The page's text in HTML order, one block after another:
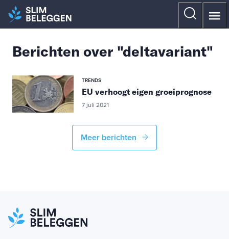
Berichten over "deltavariant"
TRENDS
EU verhoogt eigen groeiprognose
7 juli 2021
Meer berichten